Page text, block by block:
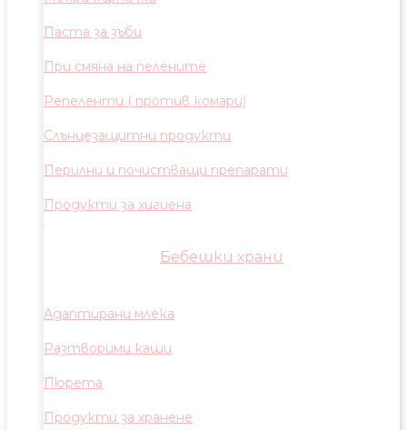
Паста за зъби
При смяна на пелените
Репеленти ( против комари)
Слънцезащитни продукти
Перилни и почистващи препарати
Продукти за хигиена
Бебешки храни
Адаптирани млека
Разтворими каши
Пюрета
Продукти за хранене